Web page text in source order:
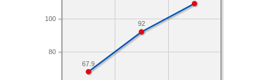
80
100
92
67.9